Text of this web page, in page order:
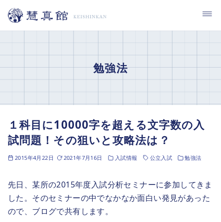
テ
勉強法
１科目に10000字を超える文字数の入
試問題！その狙いと攻略法は？
2015年4月22日 2021年7月16日 入試情報 公立入試 勉強法
先日、某所の2015年度入試分析セミナーに参加してきま
した。そのセミナーの中でなかなか面白い発見があった
ので、ブログで共有します。